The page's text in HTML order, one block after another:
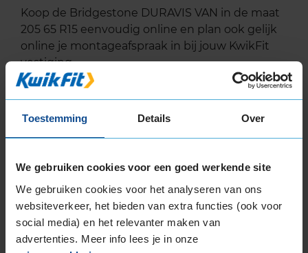
Toestemming Details Over
We gebruiken cookies voor een goed werkende site
We gebruiken cookies voor het analyseren van ons
websiteverkeer, het bieden van extra functies (ook voor
social media) en het relevanter maken van
advertenties. Meer info lees je in onze
Koop de Bridgestone DURAVIS VAN in de maat
205 65 R15 eenvoudig online en plan ook gelijk
online je montageafspraak in bij jouw KwikFit
vestiging.
EU Bandenlabel
Bridgestone DURAVIS VAN
205/65R15 102 T